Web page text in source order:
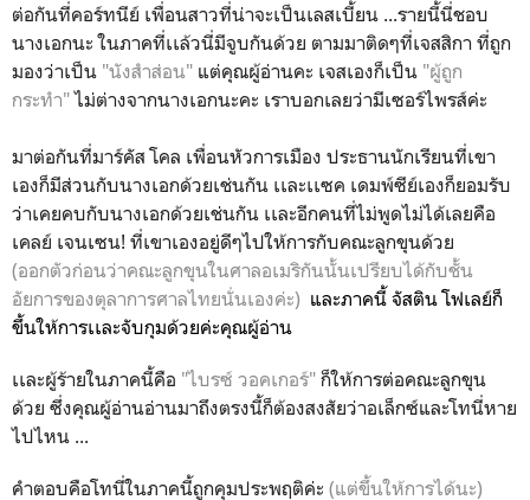
ต่อกันที่คอร์ทนีย์ เพื่อนสาวที่น่าจะเป็นเลสเบี้ยน ...รายนี้นี่ชอบ
นางเอกนะ ในภาคที่เเล้วนี่มีจูบกันด้วย ตามมาติดๆที่เจสสิกา ที่ถูก
มองว่าเป็น "นังสำส่อน" แต่คุณผู้อ่านคะ เจสเองก็เป็น "ผู้ถูก
กระทำ"ไม่ต่างจากนางเอกนะคะ เราบอกเลยว่ามีเซอร์ไพรส์ค่ะ
มาต่อกันที่มาร์คัส โคล เพื่อนหัวการเมือง ประธานนักเรียนที่เขา
เองก็มีส่วนกับนางเอกด้วยเช่นกัน เเละเเซค เดมพ์ซีย์เองก็ยอมรับ
ว่าเคยคบกับนางเอกด้วยเช่นกัน เเละอีกคนที่ไม่พูดไม่ได้เลยคือ
เคลย์ เจนเซน! ที่เขาเองอยู่ดีๆไปให้การกับคณะลูกขุนด้วย
(ออกตัวก่อนว่าคณะลูกขุนในศาลอเมริกันนั้นเปรียบได้กับชั้น
อัยการของตุลาการศาลไทยนั่นเองค่ะ) และภาคนี้ จัสติน โฟเลย์ก็
ขึ้นให้การเเละจับกุมด้วยค่ะคุณผู้อ่าน
เเละผู้ร้ายในภาคนี้คือ "ไบรซ์ วอคเกอร์" ก็ให้การต่อคณะลูกขุน
ด้วย ซึ่งคุณผู้อ่านอ่านมาถึงตรงนี้ก็ต้องสงสัยว่าอเล็กซ์และโทนี่หาย
ไปไหน ...
คำตอบคือโทนี่ในภาคนี้ถูกคุมประพฤติค่ะ (แต่ขึ้นให้การได้นะ)